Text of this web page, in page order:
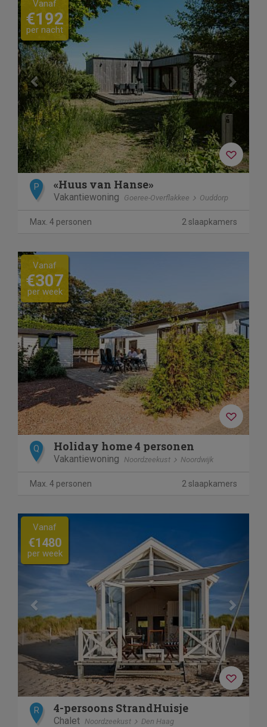
Vanaf
€192
per nacht
P «Huus van Hanse»
Vakantiewoning Goeree-Overflakkee Ouddorp
Max. 4 personen 2 slaapkamers
Vanaf
€307
per week
Q Holiday home 4 personen
Vakantiewoning Noordzeekust Noordwijk
Max. 4 personen 2 slaapkamers
Previous
Vanaf
€1480
per week
R 4-persoons StrandHuisje
Chalet Noordzeekust Den Haag